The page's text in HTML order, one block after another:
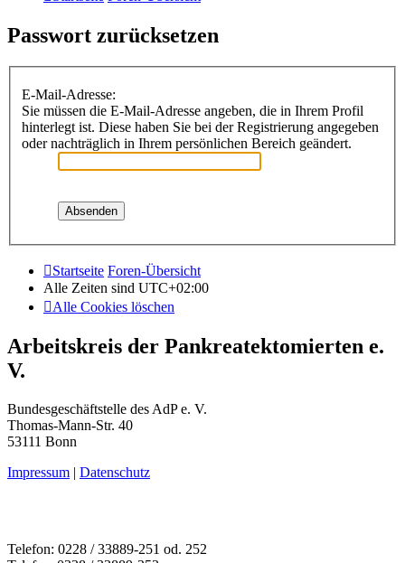
Passwort zurücksetzen
E-Mail-Adresse:
Sie müssen die E-Mail-Adresse angeben, die in Ihrem Profil
hinterlegt ist. Diese haben Sie bei der Registrierung angegeben
oder nachträglich in Ihrem persönlichen Bereich geändert.
Startseite Foren-Übersicht
Alle Zeiten sind UTC+02:00
Alle Cookies löschen
Arbeitskreis der Pankreatektomierten e.
V.
Bundesgeschäftstelle des AdP e. V.
Thomas-Mann-Str. 40
53111 Bonn
Impressum | Datenschutz
Telefon: 0228 / 33889-251 od. 252